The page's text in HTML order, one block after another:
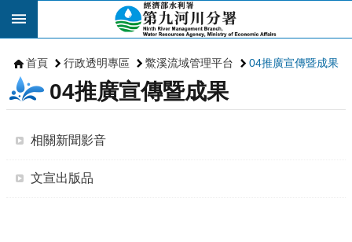
跳到主要內容區塊
首頁 行政透明專區 鱉溪流域管理平台 04推廣宣傳暨成果
04推廣宣傳暨成果
相關新聞影音
文宣出版品